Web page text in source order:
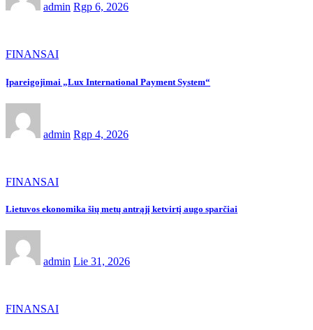
admin Rgp 6, 2026
FINANSAI
Įpareigojimai „Lux International Payment System“
admin Rgp 4, 2026
FINANSAI
Lietuvos ekonomika šių metų antrąjį ketvirtį augo sparčiai
admin Lie 31, 2026
FINANSAI